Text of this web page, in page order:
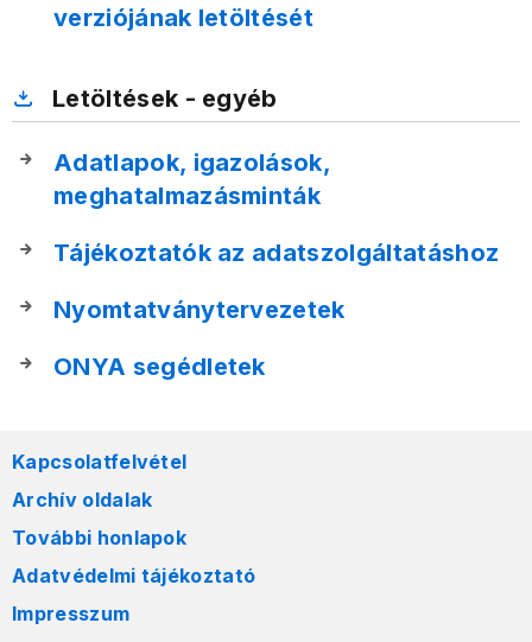
verziójának letöltését
Letöltések - egyéb
Adatlapok, igazolások,
meghatalmazásminták
Tájékoztatók az adatszolgáltatáshoz
Nyomtatványtervezetek
ONYA segédletek
Kapcsolatfelvétel
Archív oldalak
További honlapok
Adatvédelmi tájékoztató
Impresszum